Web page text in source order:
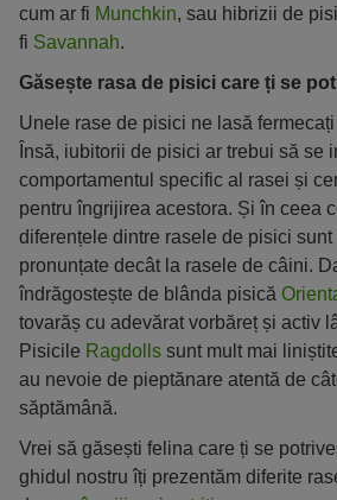
cum ar fi Munchkin, sau hibrizii de
fi Savannah.
Găsește rasa de pisici care ți se
Unele rase de pisici ne lasă
Însă, iubitorii de pisici ar trebui să se
comportamentul specific al rasei și
pentru îngrijirea acestora. Și în ceea
diferențele dintre rasele de pisici sunt
pronunțate decât la rasele de câini.
îndrăgostește de blânda pisică
tovarăș cu adevărat vorbăreț și activ
Pisicile Ragdolls sunt mult mai
au nevoie de pieptănare atentă de
săptămână.
Vrei să găsești felina care ți se
ghidul nostru îți prezentăm diferite